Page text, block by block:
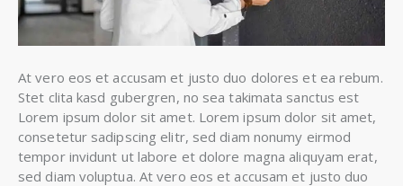
At vero eos et accusam et justo duo dolores et ea rebum.
Stet clita kasd gubergren, no sea takimata sanctus est
Lorem ipsum dolor sit amet. Lorem ipsum dolor sit amet,
consetetur sadipscing elitr, sed diam nonumy eirmod
tempor invidunt ut labore et dolore magna aliquyam erat,
sed diam voluptua. At vero eos et accusam et justo duo